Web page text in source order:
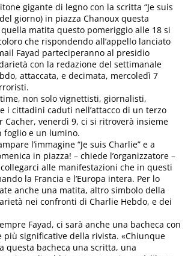
gigante di legno con la scritta “Je suis
giorno) in piazza Chanoux questa
matita questo pomeriggio alle 18 si
che rispondendo all’appello lanciato
Fayad parteciperanno al presidio
con la redazione del settimanale
attaccata, e decimata, mercoledì 7
non solo vignettisti, giornalisti,
i cittadini caduti nell’attacco di un terzo
Cacher, venerdì 9, ci si ritroverà insieme
foglio e un lumino.
l’immagine “Je suis Charlie” e a
in piazza! – chiede l’organizzatore –
alle manifestazioni che in questi
la Francia e l’Europa intera. Per lo
anche una matita, altro simbolo della
nei confronti di Charlie Hebdo, e dei
Fayad, ci sarà anche una bacheca con
più significative della rivista. «Chiunque
questa bacheca una scritta, una